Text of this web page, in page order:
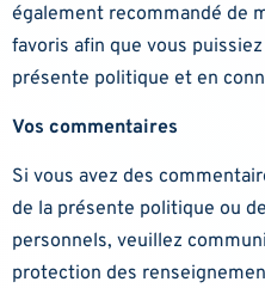
également recommandé de
favoris afin que vous
présente politique et en
Vos commentaires
Si vous avez des
de la présente politique ou
personnels, veuillez
protection des